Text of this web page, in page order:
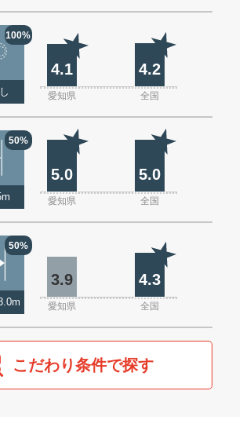
100%
4.1 4.2
愛知県 全国
50%
5.0 5.0
愛知県 全国
50%
3.9 4.3
愛知県 全国
こだわり条件で探す